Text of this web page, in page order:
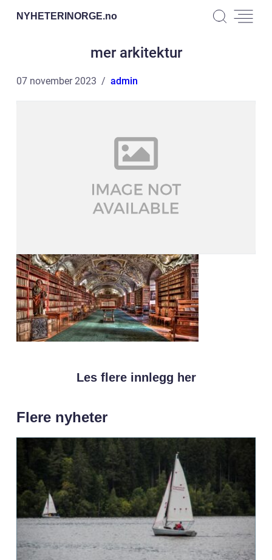
NYHETERINORGE.no
mer arkitektur
07 november 2023 admin
Les flere innlegg her
Flere nyheter